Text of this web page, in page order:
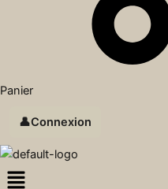
Panier
👤Connexion
Menu